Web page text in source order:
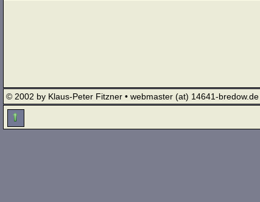
© 2002 by Klaus-Peter Fitzner • webmaster (at) 14641-bredow.de